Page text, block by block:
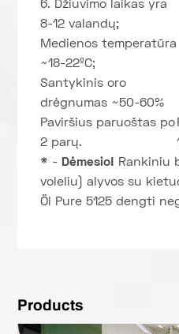
8-12 valandų;
Medienos temperatūra
~18-22ºC;
Santykinis oro
drėgnumas ~50-60%
Paviršius paruoštas po
2 parų.
* - Dėmesio! Rankiniu
voleliu) alyvos su
Öl Pure 5125 dengti
Products